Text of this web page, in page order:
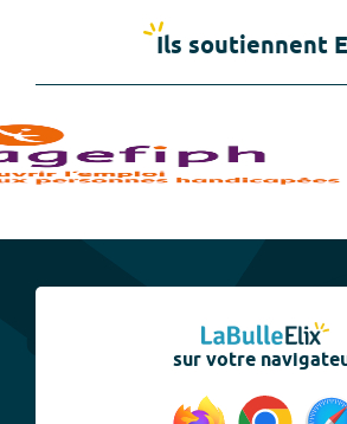
Ils soutiennent
sur votre